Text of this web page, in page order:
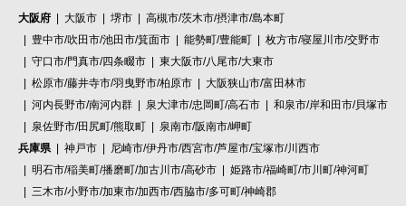
大阪府 大阪市 堺市
高槻市/茨木市/摂津市/島本町
豊中市/吹田市/池田市/箕面市
能勢町/豊能町
枚方市/寝屋川市/交野市
守口市/門真市/四条畷市
東大阪市/八尾市/大東市
松原市/藤井寺市/羽曳野市/柏原市
大阪狭山市/富田林市
河内長野市/南河内群
泉大津市/忠岡町/高石市
和泉市/岸和田市/貝塚市
泉佐野市/田尻町/熊取町
泉南市/阪南市/岬町
兵庫県
神戸市
尼崎市/伊丹市/西宮市/芦屋市/宝塚市/川西市
明石市/稲美町/播磨町/加古川市/高砂市
姫路市/福崎町/市川町/神河町
三木市/小野市/加東市/加西市/西脇市/多可町/神崎郡